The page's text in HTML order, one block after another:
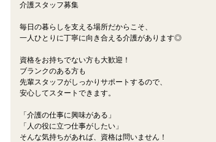
介護スタッフ募集
毎日の暮らしを支える場所だからこそ、
一人ひとりに丁寧に向き合える介護があります◎
資格をお持ちでない方も大歓迎！
ブランクのある方も
先輩スタッフがしっかりサポートするので、
安心してスタートできます。
「介護の仕事に興味がある」
「人の役に立つ仕事がしたい」
そんな気持ちがあれば、資格は問いません！